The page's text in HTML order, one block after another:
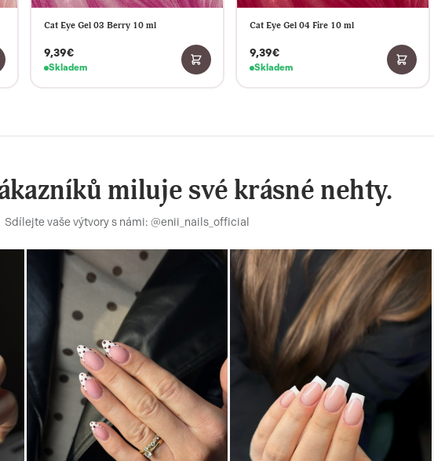
Cat Eye Gel 03 Berry 10 ml
9,39€
Skladem
Cat Eye Gel 04 Fire 10 ml
9,39€
Skladem
miluje své krásné nehty.
Sdílejte vaše výtvory s námi: @enii_nails_official